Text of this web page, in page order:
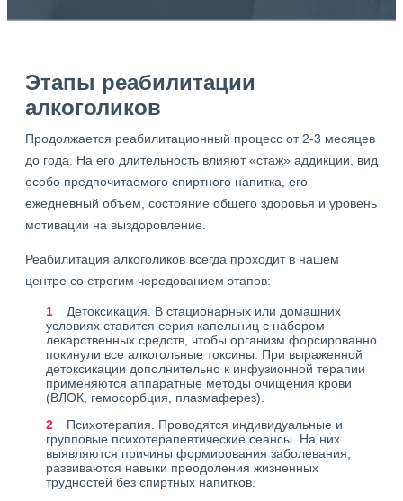
Этапы реабилитации
алкоголиков
Продолжается реабилитационный процесс от 2-3 месяцев
до года. На его длительность влияют «стаж» аддикции, вид
особо предпочитаемого спиртного напитка, его
ежедневный объем, состояние общего здоровья и уровень
мотивации на выздоровление.
Реабилитация алкоголиков всегда проходит в нашем
центре со строгим чередованием этапов:
Детоксикация. В стационарных или домашних
условиях ставится серия капельниц с набором
лекарственных средств, чтобы организм форсированно
покинули все алкогольные токсины. При выраженной
детоксикации дополнительно к инфузионной терапии
применяются аппаратные методы очищения крови
(ВЛОК, гемосорбция, плазмаферез).
Психотерапия. Проводятся индивидуальные и
групповые психотерапевтические сеансы. На них
выявляются причины формирования заболевания,
развиваются навыки преодоления жизненных
трудностей без спиртных напитков.